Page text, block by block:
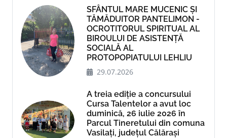
SFÂNTUL MARE MUCENIC ȘI
TĂMĂDUITOR PANTELIMON -
OCROTITORUL SPIRITUAL AL
BIROULUI DE ASISTENȚĂ
SOCIALĂ AL
PROTOPOPIATULUI LEHLIU
29.07.2026
A treia ediție a concursului
Cursa Talentelor a avut loc
duminică, 26 iulie 2026 în
Parcul Tineretului din comuna
Vasilați, județul Călărași